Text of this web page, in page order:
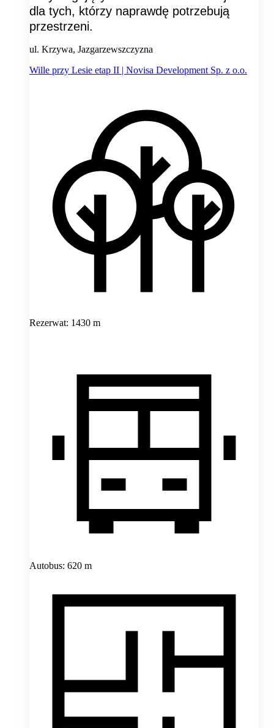
dla tych, którzy naprawdę potrzebują
przestrzeni.
ul. Krzywa, Jazgarzewszczyzna
Wille przy Lesie etap II | Novisa Development Sp. z o.o.
Rezerwat: 1430 m
Autobus: 620 m